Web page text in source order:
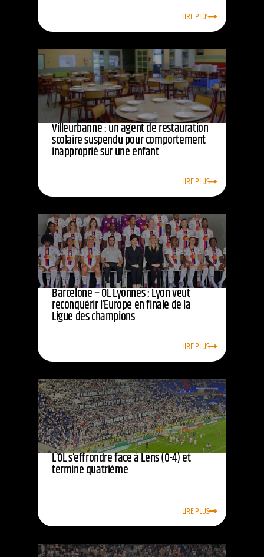
LIRE PLUS
Villeurbanne : un agent de restauration
scolaire suspendu pour comportement
inapproprié sur une enfant
LIRE PLUS
Barcelone – OL Lyonnes : Lyon veut
reconquérir l’Europe en finale de la
Ligue des champions
LIRE PLUS
L’OL s’effrondre face à Lens (0-4) et
termine quatrième
LIRE PLUS